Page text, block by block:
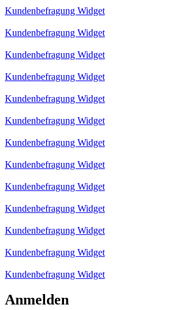
Kundenbefragung Widget
Kundenbefragung Widget
Kundenbefragung Widget
Kundenbefragung Widget
Kundenbefragung Widget
Kundenbefragung Widget
Kundenbefragung Widget
Kundenbefragung Widget
Kundenbefragung Widget
Kundenbefragung Widget
Kundenbefragung Widget
Kundenbefragung Widget
Kundenbefragung Widget
Anmelden